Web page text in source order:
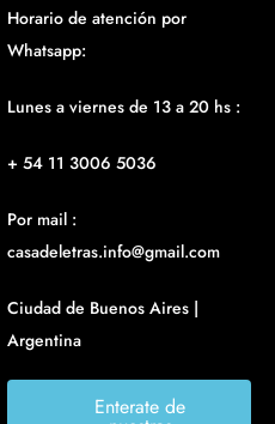
Horario de atención por
Whatsapp:
Lunes a viernes de 13 a 20 hs :
+ 54 11 3006 5036
Por mail :
casadeletras.info@gmail.com
Ciudad de Buenos Aires |
Argentina
Enterate de